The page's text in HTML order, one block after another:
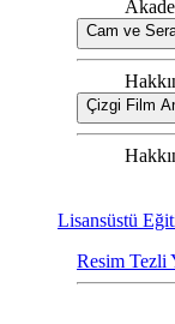
Cam ve
Çizgi Film
Lisansüstü
Resim Tezli